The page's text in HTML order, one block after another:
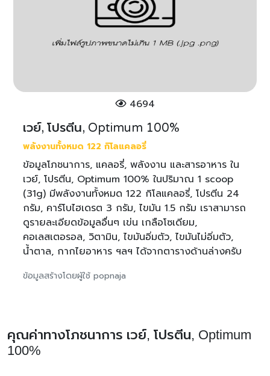
4694
เวย์, โปรตีน, Optimum 100%
พลังงานทั้งหมด 122 กิโลแคลอรี่
ข้อมูลโภชนาการ, แคลอรี่, พลังงาน และสารอาหาร ใน
เวย์, โปรตีน, Optimum 100% ในปริมาณ 1 scoop
(31g) มีพลังงานทั้งหมด 122 กิโลแคลอรี่, โปรตีน 24
กรัม, คาร์โบไฮเดรต 3 กรัม, ไขมัน 1.5 กรัม เราสามารถ
ดูรายละเอียดข้อมูลอื่นๆ เข่น เกลือโซเดียม,
คอเลสเตอรอล, วิตามิน, ไขมันอิ่มตัว, ไขมันไม่อิ่มตัว,
น้ำตาล, กากไยอาหาร ฯลฯ ได้จากตารางด้านล่างครับ
ข้อมูลสร้างโดยผู้ใช้ popnaja
คุณค่าทางโภชนาการ เวย์, โปรตีน, Optimum
100%